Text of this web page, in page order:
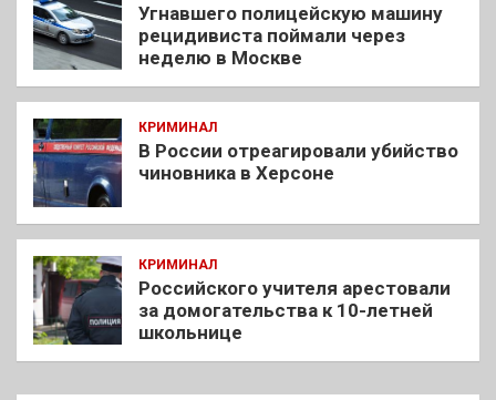
Угнавшего полицейскую машину
рецидивиста поймали через
неделю в Москве
КРИМИНАЛ
В России отреагировали убийство
чиновника в Херсоне
КРИМИНАЛ
Российского учителя арестовали
за домогательства к 10-летней
школьнице